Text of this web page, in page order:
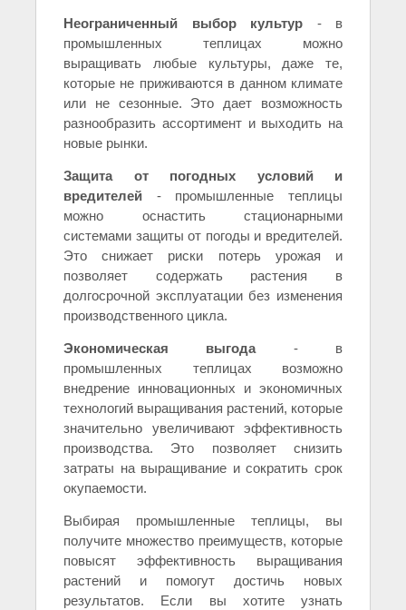
Неограниченный выбор культур - в
промышленных теплицах можно
выращивать любые культуры, даже те,
которые не приживаются в данном климате
или не сезонные. Это дает возможность
разнообразить ассортимент и выходить на
новые рынки.
Защита от погодных условий и
вредителей - промышленные теплицы
можно оснастить стационарными
системами защиты от погоды и вредителей.
Это снижает риски потерь урожая и
позволяет содержать растения в
долгосрочной эксплуатации без изменения
производственного цикла.
Экономическая выгода- в
промышленных теплицах возможно
внедрение инновационных и экономичных
технологий выращивания растений, которые
значительно увеличивают эффективность
производства. Это позволяет снизить
затраты на выращивание и сократить срок
окупаемости.
Выбирая промышленные теплицы, вы
получите множество преимуществ, которые
повысят эффективность выращивания
растений и помогут достичь новых
результатов. Если вы хотите узнать